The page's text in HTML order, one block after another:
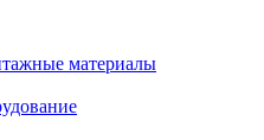
материалы